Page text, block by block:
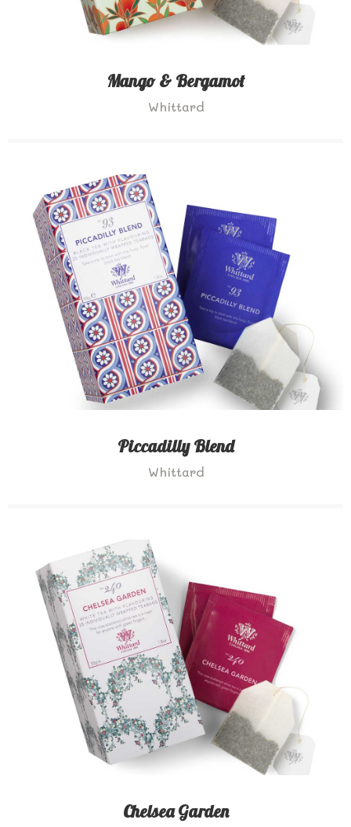
Mango & Bergamot
Whittard
Piccadilly Blend
Whittard
Chelsea Garden